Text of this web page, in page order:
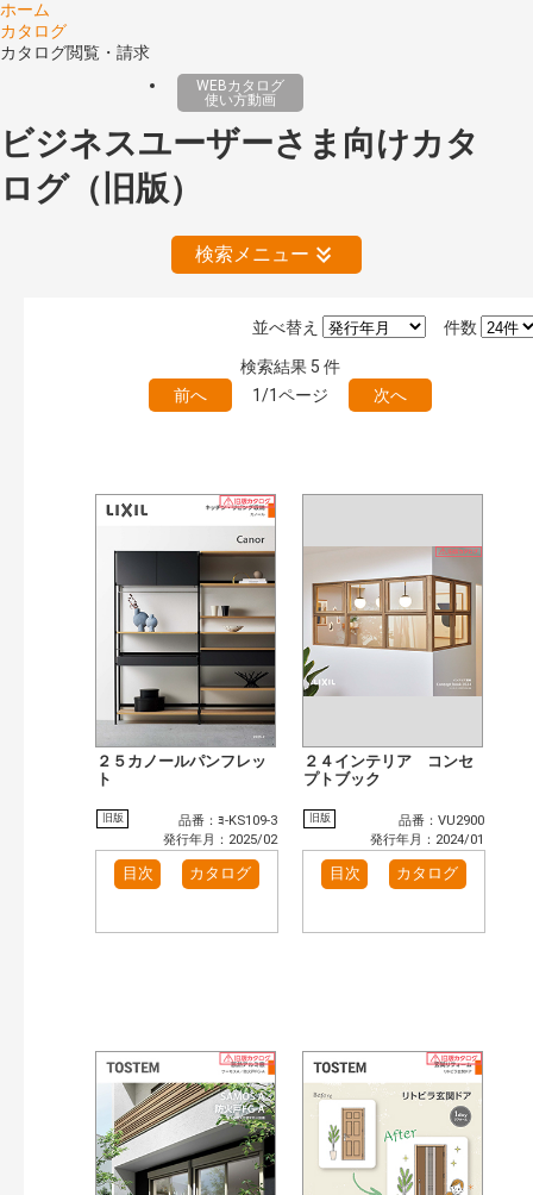
ホーム
カタログ
カタログ閲覧・請求
WEBカタログ
使い方動画
ビジネスユーザーさま向けカタ
ログ（旧版）
検索メニュー
旧版（WEBカタログ）
キーワード検索（あいまい）
おすすめハッシュタグ
カテゴリー
窓・シャッター（2）
玄関ドア・引戸（1）
インテリア建材（1）
キッチン（1）
発行年で検索
終了年:
検索
件数
並べ替え
検索結果 5 件
前へ
1/1ページ 次へ
２５カノールパンフレッ
ト
旧版
品番：ﾖ-KS109-3
発行年月：2025/02
目次 カタログ
２４インテリア コンセ
プトブック
旧版
品番：VU2900
発行年月：2024/01
目次 カタログ